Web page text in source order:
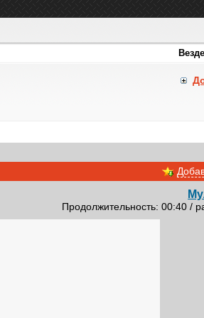
Продолжительность: 00:40 /